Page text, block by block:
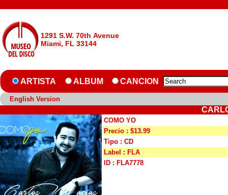
1291 S.W. 70th Avenue
Miami, FL 33144
ARTISTA ALBUM CANCION
English Version
COMO YO
Precio : $13.99
Tipo : CD
Label : FLA
ID : FLA7778